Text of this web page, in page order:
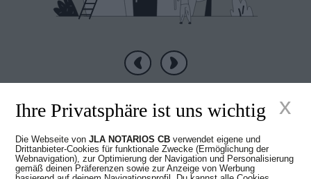
VorherigeNächste
Neue Zeiten im
Ihre Privatsphäre ist uns wichtig
Die Webseite vonJLA NOTARIOS CB verwendet eigene und
Drittanbieter-Cookies für funktionale Zwecke (Ermöglichung der
Webnavigation), zur Optimierung der Navigation und Personalisierung
gemäß deinen Präferenzen sowie zur Anzeige von Werbung
x